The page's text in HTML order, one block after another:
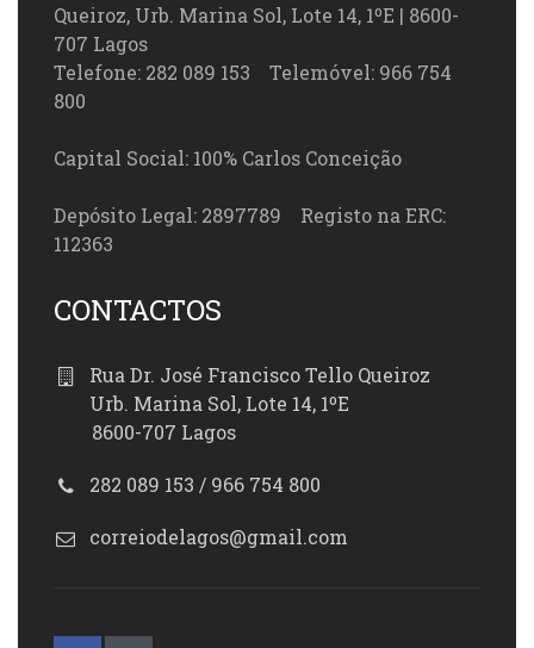
Queiroz, Urb. Marina Sol, Lote 14, 1ºE | 8600-
707 Lagos
Telefone: 282 089 153 Telemóvel: 966 754
800
Capital Social: 100% Carlos Conceição
Depósito Legal: 2897789 Registo na ERC:
112363
CONTACTOS
Rua Dr. José Francisco Tello Queiroz
Urb. Marina Sol, Lote 14, 1ºE
8600-707 Lagos
282 089 153 / 966 754 800
correiodelagos@gmail.com